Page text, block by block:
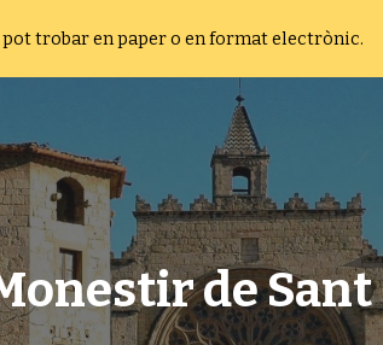
Skip to navigation
trobar en paper o en format electrònic.
de